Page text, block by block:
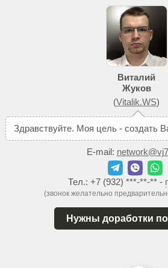
Виталий
Жуков
(Vitalik.WS)
Здравствуйте. Моя цель - создать В
который поможет
E-mail:
Тел.:+7 (932) ***-**-**-
Нужны доработки по